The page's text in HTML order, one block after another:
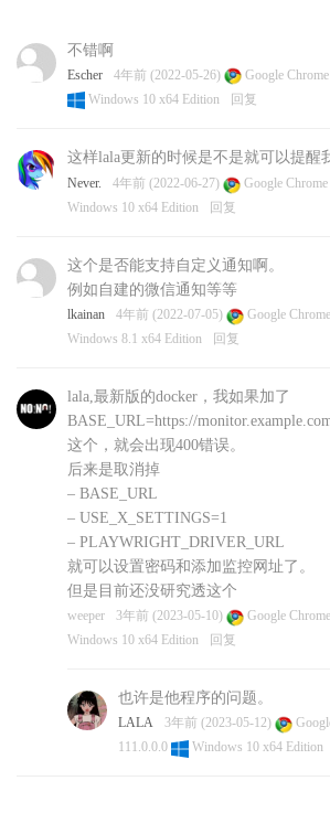
不错啊
Escher 4年前 (2022-05-26)
Google
Windows 10 x64 Edition
回复
这样lala更新的时候是不是就可以提醒
Never. 4年前 (2022-06-27)
Google
Windows 10 x64 Edition
回复
这个是否能支持自定义通知啊。
例如自建的微信通知等等
lkainan 4年前 (2022-07-05)
Google
Windows 8.1 x64 Edition
回复
lala,最新版的docker，我如果加了
BASE_URL=https://
这个，就会出现400错误。
后来是取消掉
– BASE_URL
– USE_X_SETTINGS=1
– PLAYWRIGHT_DRIVER_URL
就可以设置密码和添加监控网址了。
但是目前还没研究透这个
weeper 3年前 (2023-05-10)
Google
Windows 10 x64 Edition
回复
也许是他程序的问题。
LALA 3年前 (2023-05-12)
111.0.0.0
Windows 10 x64 Edition